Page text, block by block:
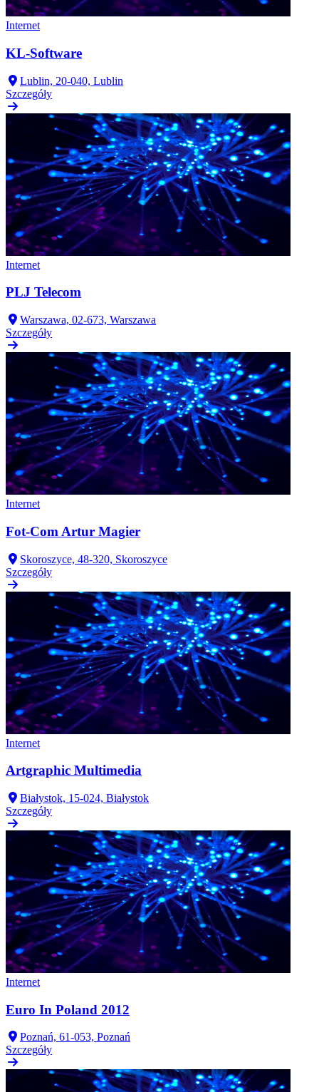
Internet
KL-Software
Lublin, 20-040, Lublin
Szczegóły
Internet
PLJ Telecom
Warszawa, 02-673, Warszawa
Szczegóły
Internet
Fot-Com Artur Magier
Skoroszyce, 48-320, Skoroszyce
Szczegóły
Internet
Artgraphic Multimedia
Białystok, 15-024, Białystok
Szczegóły
Internet
Euro In Poland 2012
Poznań, 61-053, Poznań
Szczegóły